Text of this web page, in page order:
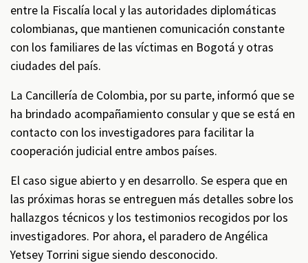
entre la Fiscalía local y las autoridades diplomáticas
colombianas, que mantienen comunicación constante
con los familiares de las víctimas en Bogotá y otras
ciudades del país.
La Cancillería de Colombia, por su parte, informó que se
ha brindado acompañamiento consular y que se está en
contacto con los investigadores para facilitar la
cooperación judicial entre ambos países.
El caso sigue abierto y en desarrollo. Se espera que en
las próximas horas se entreguen más detalles sobre los
hallazgos técnicos y los testimonios recogidos por los
investigadores. Por ahora, el paradero de Angélica
Yetsey Torrini sigue siendo desconocido.